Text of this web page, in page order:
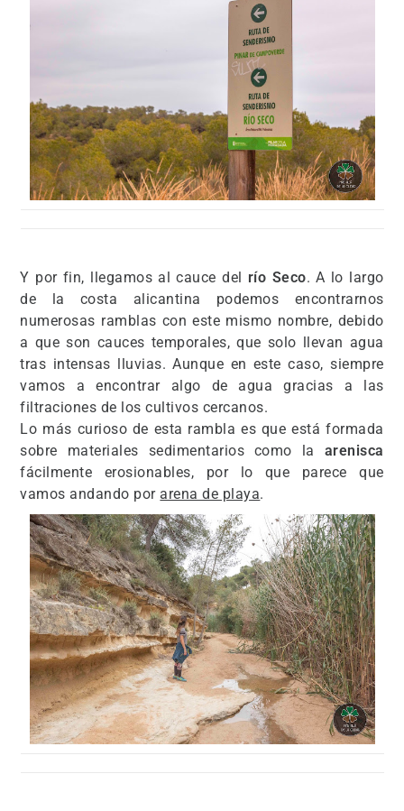
Y por fin, llegamos al cauce del río Seco. A lo largo
de la costa alicantina podemos encontrarnos
numerosas ramblas con este mismo nombre, debido
a que son cauces temporales, que solo llevan agua
tras intensas lluvias. Aunque en este caso, siempre
vamos a encontrar algo de agua gracias a las
filtraciones de los cultivos cercanos.
Lo más curioso de esta rambla es que está formada
sobre materiales sedimentarios como la arenisca
fácilmente erosionables, por lo que parece que
vamos andando por arena de playa.